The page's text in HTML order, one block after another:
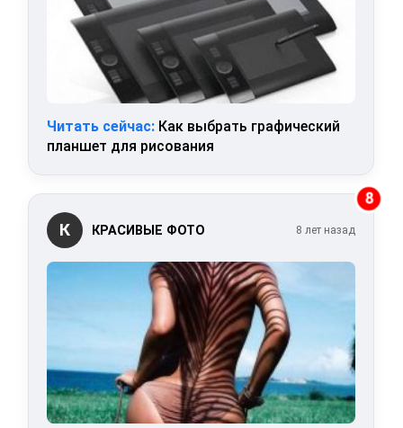
Читать сейчас: Как выбрать графический
планшет для рисования
8
К КРАСИВЫЕ ФОТО 8 лет назад